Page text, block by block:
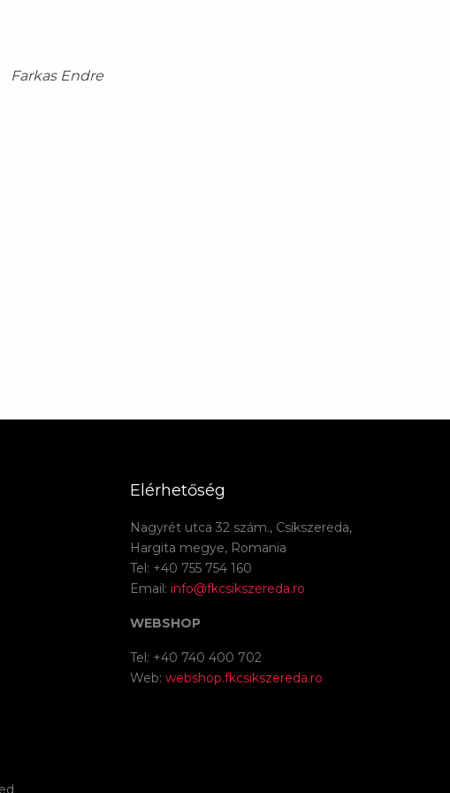
Farkas Endre
Elérhetőség
Nagyrét utca 32 szám., Csíkszereda,
Hargita megye, Romania
Tel: +40 755 754 160
Email: info@fkcsikszereda.ro
WEBSHOP
Tel: +40 740 400 702
Web: webshop.fkcsikszereda.ro